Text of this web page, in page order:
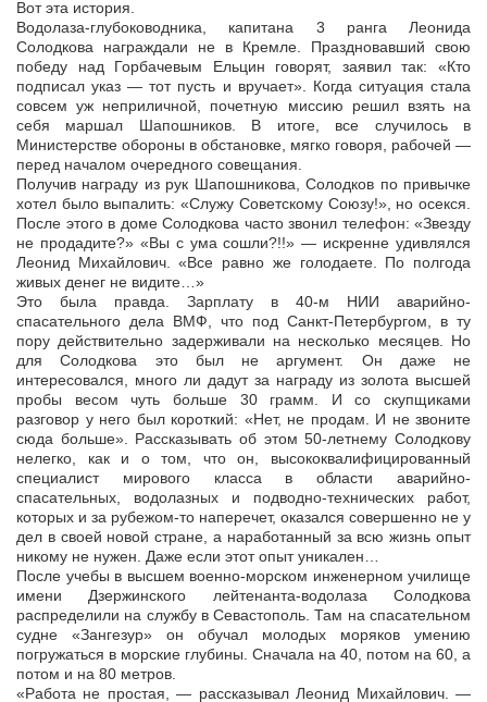
Вот эта история.
Водолаза-глубоководника, капитана 3 ранга Леонида
Солодкова награждали не в Кремле. Праздновавший свою
победу над Горбачевым Ельцин говорят, заявил так: «Кто
подписал указ — тот пусть и вручает». Когда ситуация стала
совсем уж неприличной, почетную миссию решил взять на
себя маршал Шапошников. В итоге, все случилось в
Министерстве обороны в обстановке, мягко говоря, рабочей —
перед началом очередного совещания.
Получив награду из рук Шапошникова, Солодков по привычке
хотел было выпалить: «Служу Советскому Союзу!», но осекся.
После этого в доме Солодкова часто звонил телефон: «Звезду
не продадите?» «Вы с ума сошли?!!» — искренне удивлялся
Леонид Михайлович. «Все равно же голодаете. По полгода
живых денег не видите…»
Это была правда. Зарплату в 40-м НИИ аварийно-
спасательного дела ВМФ, что под Санкт-Петербургом, в ту
пору действительно задерживали на несколько месяцев. Но
для Солодкова это был не аргумент. Он даже не
интересовался, много ли дадут за награду из золота высшей
пробы весом чуть больше 30 грамм. И со скупщиками
разговор у него был короткий: «Нет, не продам. И не звоните
сюда больше». Рассказывать об этом 50-летнему Солодкову
нелегко, как и о том, что он, высококвалифицированный
специалист мирового класса в области аварийно-
спасательных, водолазных и подводно-технических работ,
которых и за рубежом-то наперечет, оказался совершенно не у
дел в своей новой стране, а наработанный за всю жизнь опыт
никому не нужен. Даже если этот опыт уникален…
После учебы в высшем военно-морском инженерном училище
имени Дзержинского лейтенанта-водолаза Солодкова
распределили на службу в Севастополь. Там на спасательном
судне «Зангезур» он обучал молодых моряков умению
погружаться в морские глубины. Сначала на 40, потом на 60, а
потом и на 80 метров.
«Работа не простая, — рассказывал Леонид Михайлович. —